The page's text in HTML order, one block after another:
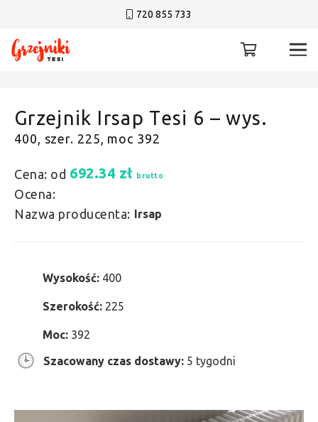
720 855 733
Grzejnik Irsap Tesi 6 – wys.
400, szer. 225, moc 392
Cena: od 692.34 zł brutto
Ocena:
Nazwa producenta: Irsap
Wysokość: 400
Szerokość: 225
Moc: 392
Szacowany czas dostawy: 5 tygodni